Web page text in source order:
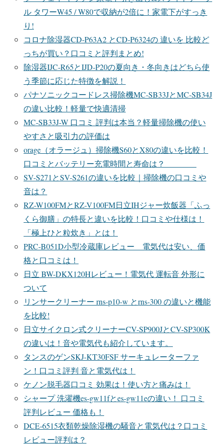
ル タワーW45 / W80で収納が2倍に！家電下がすっき
り!
コロナ除湿器CD-P63A2 とCD-P6324の 違いを 比較ど
っちが買い？口コミと評判まとめ!
除湿器IJC-R65とIJD-P20の夏向き・冬向きはどちら使
う季節に応じた特徴を解説！
パナソニックコードレス掃除機MC-SB33JとMC-SB34J
の違い比較！軽量で快適清掃
MC-SB33J-W 口コミ 評判は本当？軽量掃除機の使い
やすさと吸引力の評価は
orage（オラージュ）掃除機S60とX80の違いを比較！
口コミとバッテリー充電時間と寿命は？
SV-S271とSV-S261の違いを比較｜掃除機の口コミや
音は？
RZ-W100FMとRZ-V100FM日立IHジャー炊飯器「ふっ
くら御膳」の特長と違いを比較！口コミや仕様は！
「極上ひと粒炊き」とは！
PRC-B051D小型冷蔵庫レビュー 電気代は安い、価
格と口コミは！
日立 BW-DKX120Hレビュー！電気代 運転音 外形に
ついて
リンサークリーナー rns-p10-w とrns-300 の違いと機能
を比較!
日立サイクロン式クリーナーCV-SP900JとCV-SP300K
の違いは！音や電気代も紹介しています。
タンスのゲンSKJ-KT30FSF サーキュレーターファ
ン！口コミ評判 音と電気代は！
ケノン脱毛器口コミ 効果は！使い方と痛みは！
シャープ 洗濯機es-gw11fとes-gw11eの違い！ 口コミ
評判レビュー 価格も！
DCE-6515衣類乾燥除湿機の騒音と電気代は？口コミ
レビュー評判は？